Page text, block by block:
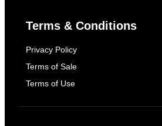
Terms & Conditions
Privacy Policy
Terms of Sale
Terms of Use